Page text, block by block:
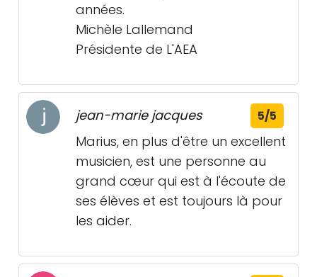
années.
Michèle Lallemand
Présidente de L'AEA
jean-marie jacques 5/5
Marius, en plus d'être un excellent
musicien, est une personne au
grand cœur qui est à l'écoute de
ses élèves et est toujours là pour
les aider.